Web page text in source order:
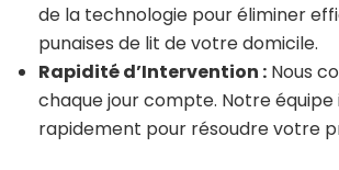
de la technologie pour éliminer
punaises de lit de votre domicile.
Rapidité d’Intervention : Nous
chaque jour compte. Notre
rapidement pour résoudre votre